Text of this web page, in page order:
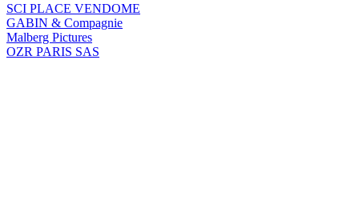
SCI PLACE VENDOME
GABIN & Compagnie
Malberg Pictures
OZR PARIS SAS